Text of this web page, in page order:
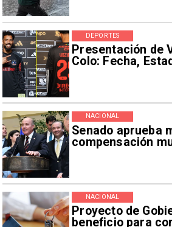
Presentación de
Colo: Fecha,
DEPORTES
Senado aprueba
compensación
NACIONAL
Proyecto de
beneficio para
NACIONAL